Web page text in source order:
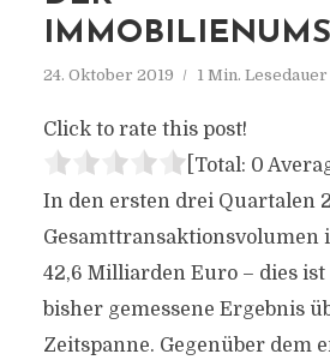
24. Oktober 2019 1 Min. Lesedauer
Click to rate this post!
[Total: 0
In den ersten drei Quartalen
Gesamttransaktionsvolumen
42,6 Milliarden Euro – dies ist
bisher gemessene Ergebnis
Zeitspanne. Gegenüber dem